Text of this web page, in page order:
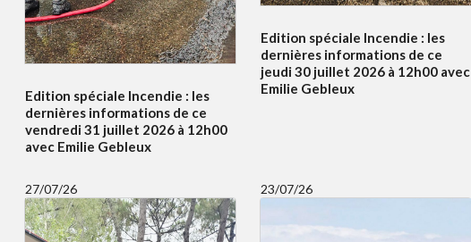
Edition spéciale Incendie : les
dernières informations de ce
vendredi 31 juillet 2026 à 12h00
avec Emilie Gebleux
Edition spéciale Incendie : les
dernières informations de ce
jeudi 30 juillet 2026 à 12h00 avec
Emilie Gebleux
27/07/26 23/07/26